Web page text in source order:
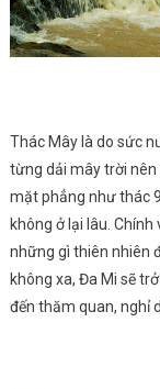
Thác Mây là do sức
từng dải mây trời nên
mặt phẳng như thác
không ở lại lâu.
những gì thiên nhiên
không xa, Đa Mi sẽ
đến thăm quan, nghỉ